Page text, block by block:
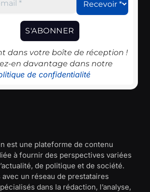
dans votre boîte de réception !
en davantage dans notre
de confidentialité
est une plateforme de contenu
à fournir des perspectives variées
de politique et de société.
un réseau de prestataires
dans la rédaction, l’analyse,